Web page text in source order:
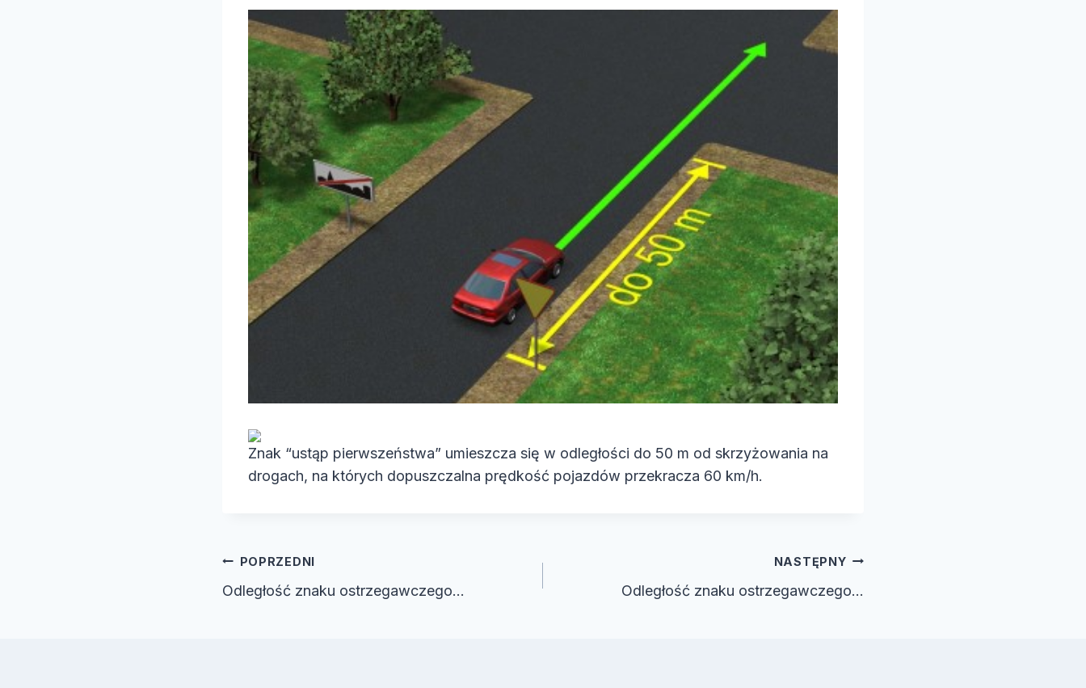
Znak “ustąp pierwszeństwa” umieszcza się w odległości do 50 m od skrzyżowania na
drogach, na których dopuszczalna prędkość pojazdów przekracza 60 km/h.
Nawigacja
POPRZEDNI
Odległość znaku ostrzegawczego…
NASTĘPNY
Odległość znaku ostrzegawczego…